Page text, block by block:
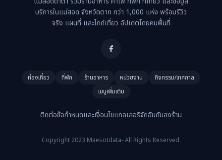
บริการในแม่สอด จังหวัดตาก กว่า 1,000 แห่ง พร้อมรีวิว
จริง แผนที่ และไกด์เที่ยว อัปเดตโดยคนพื้นที่
ท่องเที่ยว ที่พัก ร้านอาหาร หน่วยงาน
กิจกรรม/เทศกาล
เมนูเพิ่มเติม
ติดต่อข้อกำหนดและเงื่อนไขแกลเลอรีจัดอันดับลงร้าน
Copyright 2023 Maesotdata- All Rights Reserved.